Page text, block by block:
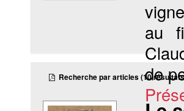
au
de
Recherche par articles (10